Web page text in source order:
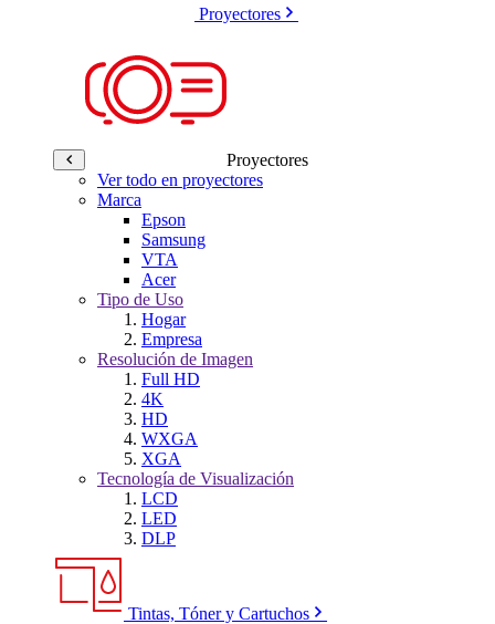
Proyectores
Proyectores
Ver todo en proyectores
Marca
Epson
Samsung
VTA
Acer
Tipo de Uso
Hogar
Empresa
Resolución de Imagen
Full HD
4K
HD
WXGA
XGA
Tecnología de Visualización
LCD
LED
DLP
Tintas, Tóner y Cartuchos